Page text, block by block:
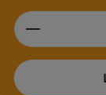
Product